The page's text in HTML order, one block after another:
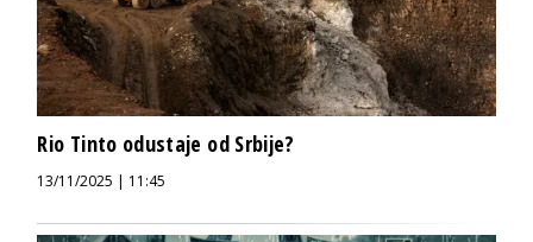
Rio Tinto odustaje od Srbije?
13/11/2025 | 11:45